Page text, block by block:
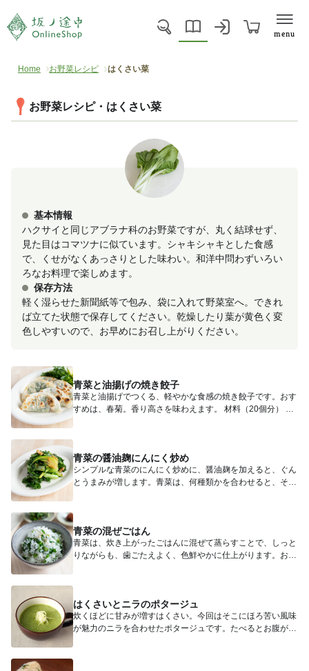
menu
Home お野菜レシピ はくさい菜
お野菜レシピ・はくさい菜
基本情報
ハクサイと同じアブラナ科のお野菜ですが、丸く結球せず、
見た目はコマツナに似ています。シャキシャキとした食感
で、くせがなくあっさりとした味わい。和洋中問わずいろい
ろなお料理で楽しめます。
保存方法
軽く湿らせた新聞紙等で包み、袋に入れて野菜室へ。できれ
ば立てた状態で保存してください。乾燥したり葉が黄色く変
色しやすいので、お早めにお召し上がりください。
青菜と油揚げの焼き餃子
青菜と油揚げでつくる、軽やかな食感の焼き餃子です。おす
すめは、春菊。香り高さを味わえます。 材料（20個分） 青
青菜の醤油麹にんにく炒め
シンプルな青菜のにんにく炒めに、醤油麹を加えると、ぐん
とうまみが増します。青菜は、何種類かを合わせると、それ
青菜の混ぜごはん
青菜は、炊き上がったごはんに混ぜて蒸らすことで、しっと
りながらも、歯ごたえよく、色鮮やかに仕上がります。おむ
はくさいとニラのポタージュ
炊くほどに甘みが増すはくさい。今回はそこにほろ苦い風味
が魅力のニラを合わせたポタージュです。たべるとお腹がぽ